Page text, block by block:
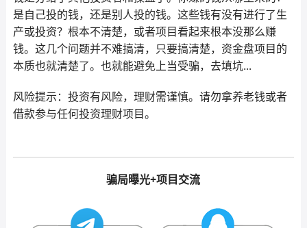
是自己投的钱，还是别人投的钱。这些钱有没有进行了生
产或投资？根本不清楚，或者项目看起来根本没那么赚
钱。这几个问题并不难搞清，只要搞清楚，资金盘项目的
本质也就清楚了。也就能避免上当受骗，去填坑...
风险提示：投资有风险，理财需谨慎。请勿拿养老钱或者
借款参与任何投资理财项目。
骗局曝光+项目交流